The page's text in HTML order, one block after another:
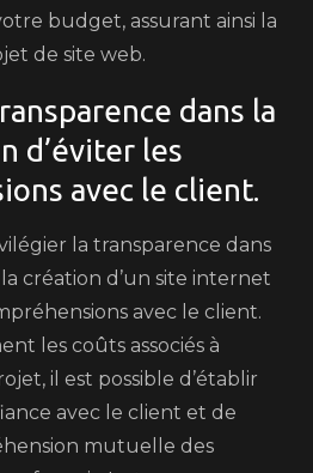
budget, assurant ainsi la
de site web.
dans la
d’éviter les
avec le client.
la transparence dans
création d’un site internet
avec le client.
les coûts associés à
il est possible d’établir
avec le client et de
mutuelle des